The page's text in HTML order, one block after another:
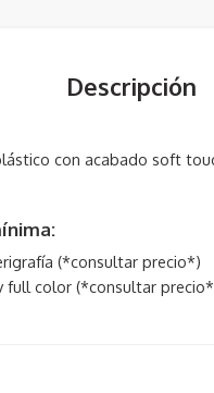
Descripción
con acabado soft
(*consultar precio*)
full color (*consultar